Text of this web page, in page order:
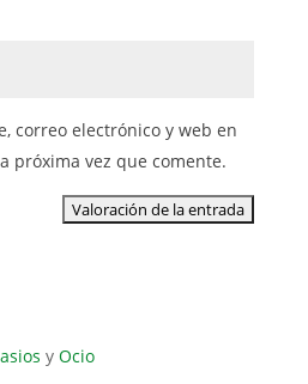
correo electrónico y web en
próxima vez que comente.
y Ocio